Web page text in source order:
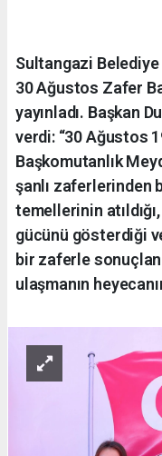
Sultangazi Belediye
30 Ağustos Zafer
yayınladı. Başkan
verdi: “30 Ağustos
Başkomutanlık
şanlı zaferlerinden
temellerinin
gücünü gösterdiği
bir zaferle
ulaşmanın